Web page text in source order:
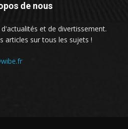
de nous
et de divertissement.
articles sur tous les sujets !